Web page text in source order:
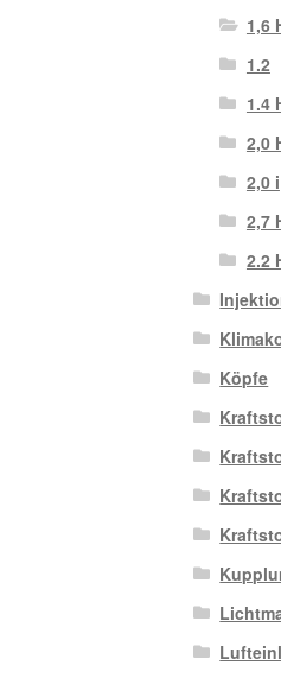
1,6
1.2
1.4
2,0
2,0 i
2,7
2.2
Köpfe